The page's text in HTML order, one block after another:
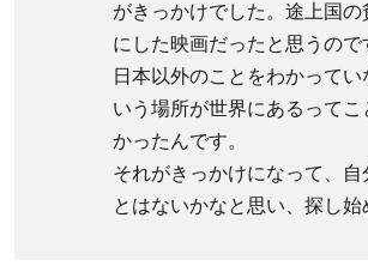
ワー
ル
ョ
ン・
ジャ
がきっかけでした。途上国の
にした映画だったと思うので
日本以外のことをわかってい
いう場所が世界にあるってこ
かったんです。
それがきっかけになって、自
とはないかなと思い、探し始